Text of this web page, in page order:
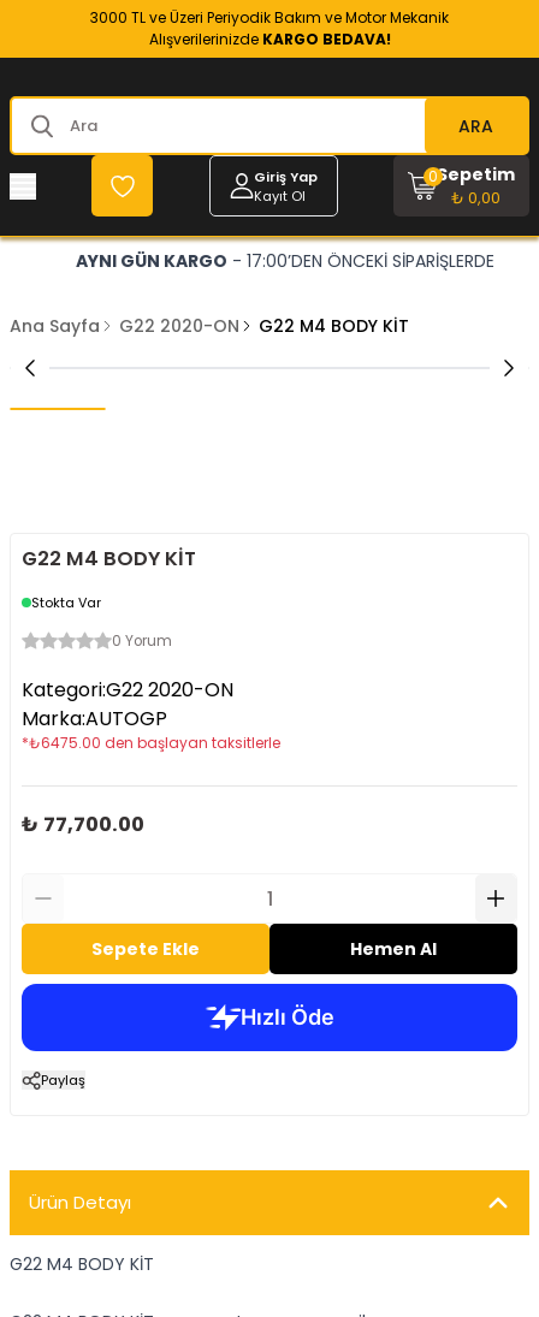
3000 TL ve Üzeri Periyodik Bakım ve Motor Mekanik
Alışverilerinizde KARGO BEDAVA!
ARA
Giriş Yap
Kayıt Ol
Sepetim
₺ 0,00
0
AYNI GÜN KARGO - 17:00’DEN ÖNCEKİ SİPARİŞLERDE
Ana Sayfa G22 2020-ON G22 M4 BODY KİT
G22 M4 BODY KİT
Stokta Var
0 Yorum
Kategori:G22 2020-ON
Marka:AUTOGP
*₺6475.00 den başlayan taksitlerle
₺ 77,700.00
Sepete Ekle Hemen Al
Paylaş
Ürün Detayı
G22 M4 BODY KİT